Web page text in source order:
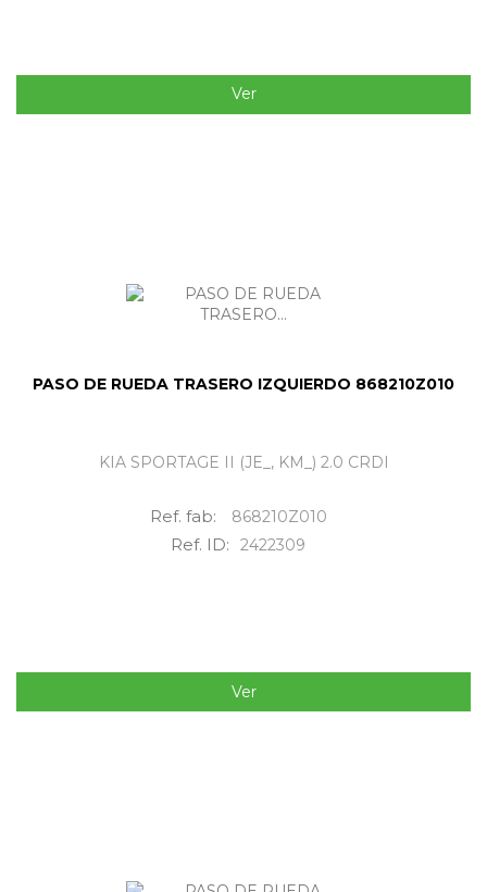
Ver
PASO DE RUEDA TRASERO IZQUIERDO 868210Z010
KIA SPORTAGE II (JE_, KM_) 2.0 CRDI
Ref. fab: 868210Z010
Ref. ID: 2422309
Ver